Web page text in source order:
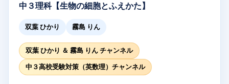
LIVE配信なら質問はコメント欄へ！
#共通テスト物理 #大学受験物理 #力学
中３理科【生物の細胞とふえかた】
双葉 ひかり 霧島 りん
双葉 ひかり ＆ 霧島 りん チャンネル
中３高校受験対策（英数理）チャンネル